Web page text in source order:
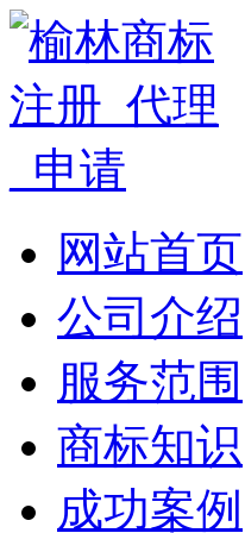
网站首页
公司介绍
服务范围
商标知识
成功案例